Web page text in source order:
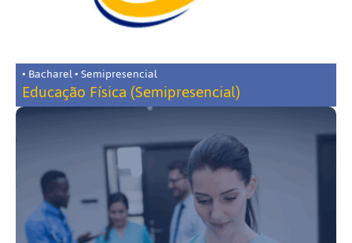
• Bacharel • Semipresencial
Educação Física (Semipresencial)